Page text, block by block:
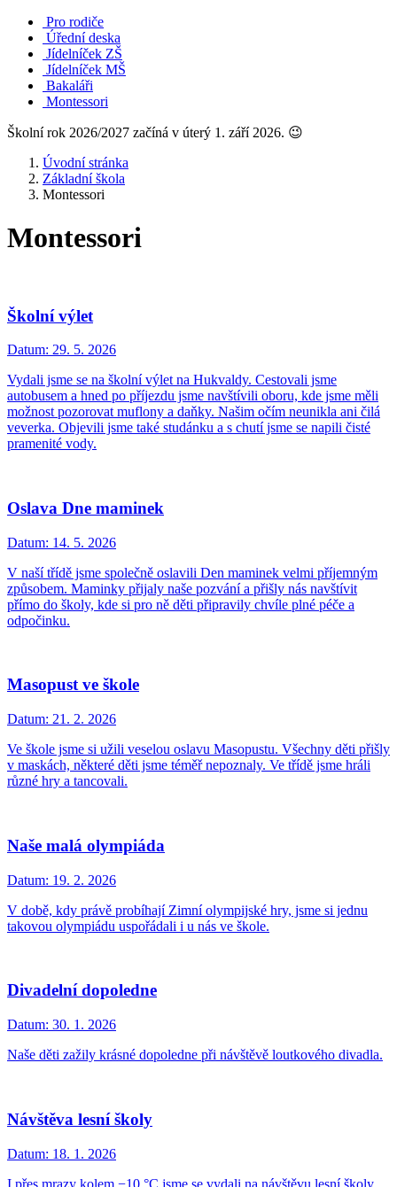
Pro rodiče
Úřední deska
Jídelníček ZŠ
Jídelníček MŠ
Bakaláři
Montessori
Školní rok 2026/2027 začíná v úterý 1. září 2026. 😉
Úvodní stránka
Základní škola
Montessori
Montessori
Školní výlet
Datum: 29. 5. 2026
Vydali jsme se na školní výlet na Hukvaldy. Cestovali jsme
autobusem a hned po příjezdu jsme navštívili oboru, kde jsme měli
možnost pozorovat muflony a daňky. Našim očím neunikla ani čilá
veverka. Objevili jsme také studánku a s chutí jsme se napili čisté
pramenité vody.
Oslava Dne maminek
Datum: 14. 5. 2026
V naší třídě jsme společně oslavili Den maminek velmi příjemným
způsobem. Maminky přijaly naše pozvání a přišly nás navštívit
přímo do školy, kde si pro ně děti připravily chvíle plné péče a
odpočinku.
Masopust ve škole
Datum: 21. 2. 2026
Ve škole jsme si užili veselou oslavu Masopustu. Všechny děti přišly
v maskách, některé děti jsme téměř nepoznaly. Ve třídě jsme hráli
různé hry a tancovali.
Naše malá olympiáda
Datum: 19. 2. 2026
V době, kdy právě probíhají Zimní olympijské hry, jsme si jednu
takovou olympiádu uspořádali i u nás ve škole.
Divadelní dopoledne
Datum: 30. 1. 2026
Naše děti zažily krásné dopoledne při návštěvě loutkového divadla.
Návštěva lesní školy
Datum: 18. 1. 2026
I přes mrazy kolem −10 °C jsme se vydali na návštěvu lesní školy.